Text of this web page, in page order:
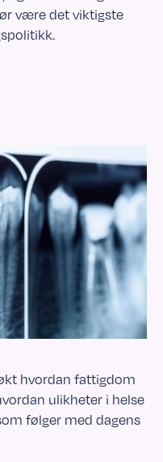
være det viktigste
hvordan fattigdom
ulikheter i helse
følger med dagens